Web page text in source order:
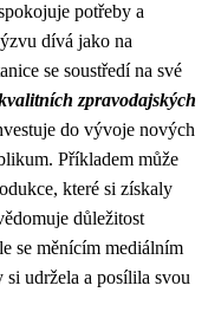
potřeby a
dívá jako na
se soustředí na své
zpravodajských
do vývoje nových
Příkladem může
které si získaly
důležitost
se měnícím mediálním
si udržela a posílila svou